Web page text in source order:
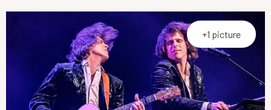
+1 picture